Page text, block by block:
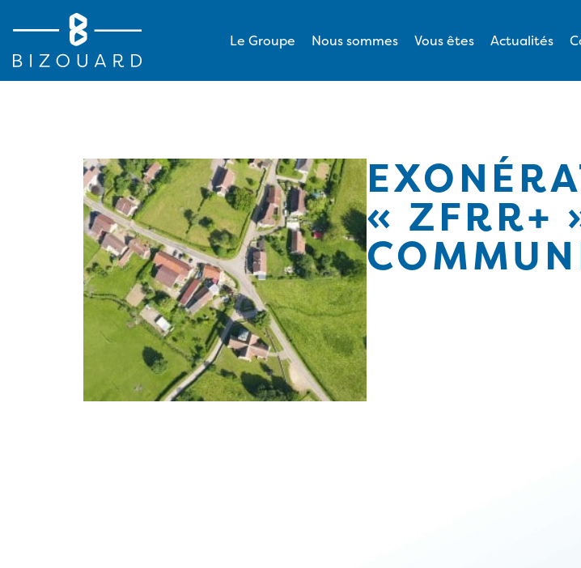
Le Groupe Nous sommes Vous êtes Actualités
« ZFRR+